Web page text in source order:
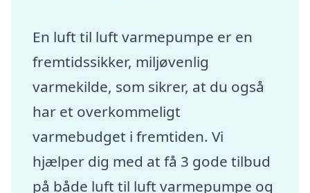
En luft til luft varmepumpe er en
fremtidssikker, miljøvenlig
varmekilde, som sikrer, at du også
har et overkommeligt
varmebudget i fremtiden. Vi
hjælper dig med at få 3 gode tilbud
på både luft til luft varmepumpe og